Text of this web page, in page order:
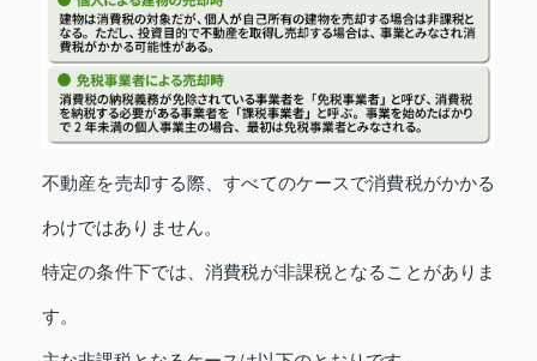
不動産を売却する際、すべてのケースで消費税がかかる
わけではありません。
特定の条件下では、消費税が非課税となることがありま
す。